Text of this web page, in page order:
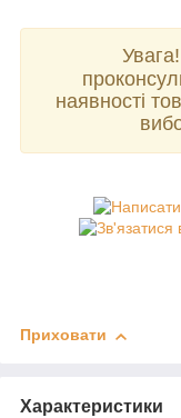
наявності
Приховати
Характеристики